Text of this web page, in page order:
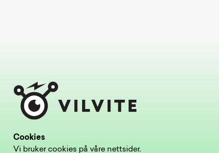
Cookies
Vi bruker cookies på våre nettsider.